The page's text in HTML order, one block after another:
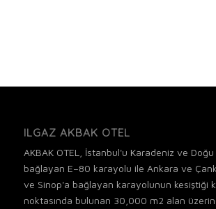
ILGAZ AKBAK OTEL
AKBAK OTEL, İstanbul'u Karadeniz ve
bağlayan E–80 karayolu ile Ankara ve
ve Sinop'a bağlayan karayolunun kesiştiği
noktasında bulunan 30,000 m2 alan